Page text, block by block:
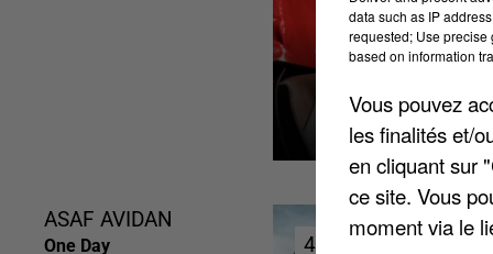
ASAF AVIDAN
One Day 4h40
4h40
data such as IP
requested; Use precise
based on information
Vous pouvez
les finalités et/
en cliquant sur
ce site. Vous
moment via le